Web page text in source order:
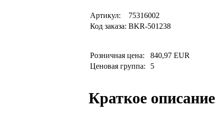
Артикул:
75316002
Код заказа: BKR-501238
Розничная цена:
840,97 EUR
Ценовая группа:
5
Краткое описание